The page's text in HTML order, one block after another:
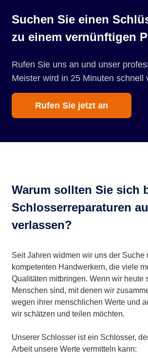
Suchen Sie einen
zu einem vernünftigen
Rufen Sie uns an und unser
Meister wird in 25 Minuten schnell
Rufen Sie jetzt an
Warum sollten Sie sich
Schlosserreparaturen
verlassen?
Seit Jahren widmen wir uns der Suche
kompetenten Handwerkern, die viele
Qualitäten mitbringen. Wenn wir heute
Menschen sind, mit denen wir
wegen ihrer menschlichen Werte und
wir schätzen und teilen möchten.
Unserer Schlosser ist ein Schlosser,
Arbeit unsere Werte vermitteln kann: